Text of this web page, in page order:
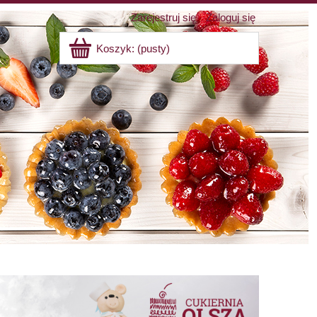
Zarejestruj się Zaloguj się
Koszyk: (pusty)